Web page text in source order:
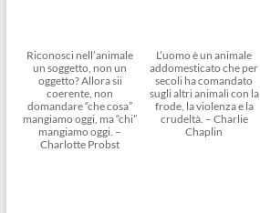
Riconosci nell’animale
un soggetto, non un
oggetto? Allora sii
coerente, non
domandare “che cosa”
mangiamo oggi, ma “chi”
mangiamo oggi. –
Charlotte Probst
L’uomo è un animale
addomesticato che per
secoli ha comandato
sugli altri animali con la
frode, la violenza e la
crudeltà. – Charlie
Chaplin